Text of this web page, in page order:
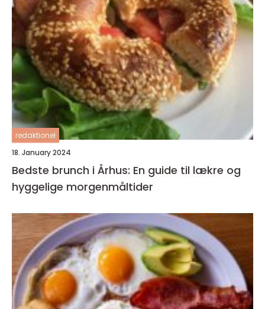
redaktionel
18. January 2024
Bedste brunch i Århus: En guide til lækre og
hyggelige morgenmåltider